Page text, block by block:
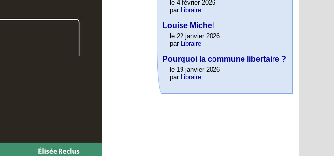
le 4 février 2026
par Libraire
Louise Michel
le 22 janvier 2026
par Libraire
Pourquoi la commune libertaire ?
le 19 janvier 2026
par Libraire